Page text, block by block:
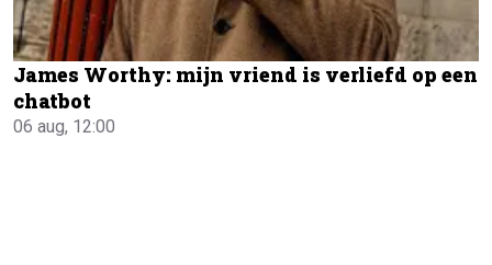
James Worthy: mijn vriend is verliefd op een
chatbot
06 aug, 12:00